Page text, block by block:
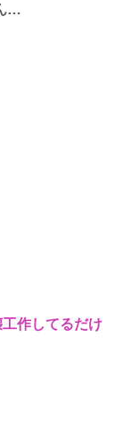
…
作してるだけ